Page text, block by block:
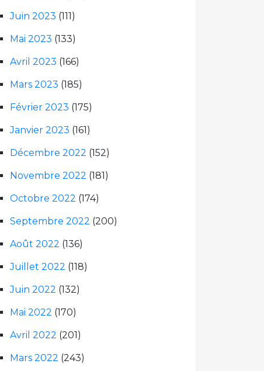
Juin 2023 (111)
Mai 2023 (133)
Avril 2023 (166)
Mars 2023 (185)
Février 2023 (175)
Janvier 2023 (161)
Décembre 2022 (152)
Novembre 2022 (181)
Octobre 2022 (174)
Septembre 2022 (200)
Août 2022 (136)
Juillet 2022 (118)
Juin 2022 (132)
Mai 2022 (170)
Avril 2022 (201)
Mars 2022 (243)